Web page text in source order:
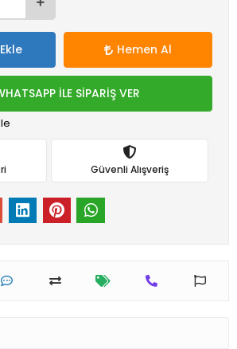
Hemen Al
İLE SİPARİŞ VER
Güvenli Alışveriş